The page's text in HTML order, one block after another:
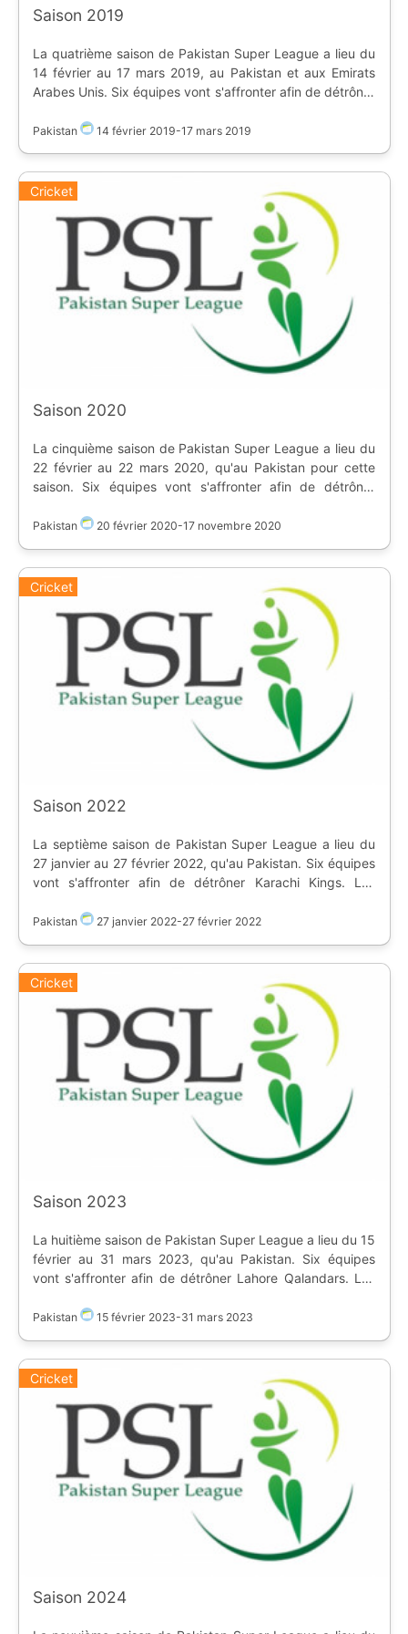
Saison 2019
La quatrième saison de Pakistan Super League a lieu du
14 février au 17 mars 2019, au Pakistan et aux Emirats
Arabes Unis. Six équipes vont s'affronter afin de détrôner
deux pays jusqu'au 10 mars. Les play-offs se déroulent
United * Karachi Kings * Lahore Qalandars * Multan
Sultans * Peshawar Zalmi * **Quetta Gladiators**
Pakistan 14 février 2019-17 mars 2019
Cricket
Saison 2020
La cinquième saison de Pakistan Super League a lieu du
22 février au 22 mars 2020, qu'au Pakistan pour cette
saison. Six équipes vont s'affronter afin de détrôner
Multan Sultans | 2 | **Karachi Kings** | 3 | Lahore
(tenant du titre) | 6 | Islamabad United A cause du
coronavirus, la saison régulière s'est arrêtée le 15 mars.
Les play-offs pour les 4 premières équipes se jouent en
novembre 2020. En finale, **Karachi Kings** s'impose
face à Lahore Qalandars.
Pakistan 20 février 2020-17 novembre 2020
Cricket
Saison 2022
La septième saison de Pakistan Super League a lieu du
27 janvier au 27 février 2022, qu'au Pakistan. Six équipes
vont s'affronter afin de détrôner Karachi Kings. Les
Stadium]
stadium) * [National Stadium Karachi]
(https://www.ostadium.com/stadium/1923/national-
stadium-karachi) | Equipe | |-| | [flag:pk] Islamabad
United | [flag:pk] Karachi Kings | [flag:pk] **Lahore
Qalandars** | [flag:pk] Multan Sultans (tenant du titre) |
[flag:pk] Peshawar Zalmi | [flag:pk] Quetta Gladiators
Pakistan 27 janvier 2022-27 février 2022
Cricket
Saison 2023
La huitième saison de Pakistan Super League a lieu du 15
février au 31 mars 2023, qu'au Pakistan. Six équipes
vont s'affronter afin de détrôner Lahore Qalandars. Les
Stadium]
stadium) * [Multan Cricket Stadium]
(https://www.ostadium.com/stadium/2080/multan-
cricket-stadium) * [National Stadium Karachi]
(https://www.ostadium.com/stadium/1923/national-
stadium-karachi) * [Rawalpindi Cricket Stadium]
(https://www.ostadium.com/stadium/2081/rawalpindi-
cricket-stadium) | Equipe | |-| | [flag:pk] Islamabad
United | [flag:pk] Karachi Kings | [flag:pk] **Lahore
Qalandars** (tenant du titre) | [flag:pk] Multan Sultans |
[flag:pk] Peshawar Zalmi | [flag:pk] Quetta Gladiators
Pakistan 15 février 2023-31 mars 2023
Cricket
Saison 2024